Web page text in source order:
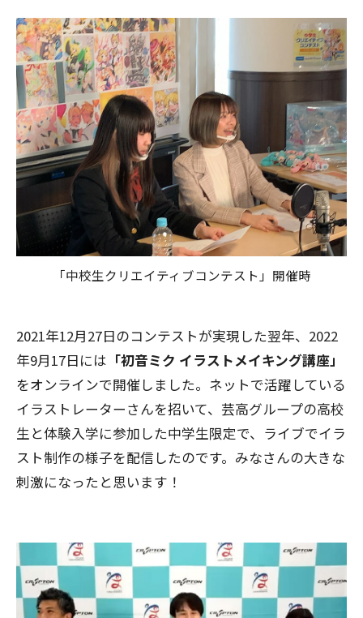
「中校生クリエイティブコンテスト」開催時
2021年12月27日のコンテストが実現した翌年、2022
年9月17日には 「初音ミク イラストメイキング講座」
をオンラインで開催しました。ネットで活躍している
イラストレーターさんを招いて、芸高グループの高校
生と体験入学に参加した中学生限定で、ライブでイラ
スト制作の様子を配信したのです。みなさんの大きな
刺激になったと思います！